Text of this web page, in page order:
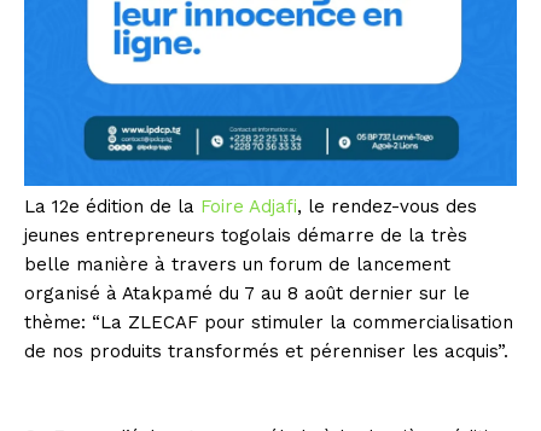
La 12e édition de la Foire Adjafi, le rendez-vous des
jeunes entrepreneurs togolais démarre de la très
belle manière à travers un forum de lancement
organisé à Atakpamé du 7 au 8 août dernier sur le
thème: “La ZLECAF pour stimuler la commercialisation
de nos produits transformés et pérenniser les acquis”.